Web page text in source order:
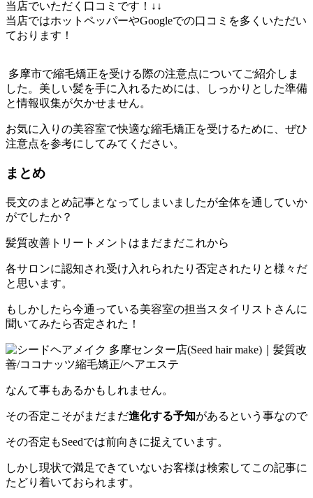
当店でいただく口コミです！↓↓
当店ではホットペッパーやGoogleでの口コミを多くいただい
ております！
多摩市で縮毛矯正を受ける際の注意点についてご紹介しま
した。 美しい髪を手に入れるためには、
しっかりとした準備
と情報収集が欠かせません。
お気に入りの美容室で快適な縮毛矯正を受けるために、 ぜひ
注意点を参考にしてみてください。
まとめ
長文のまとめ記事となってしまいましたが全体を通していか
がでしたか？
髪質改善トリートメントはまだまだこれから
各サロンに認知され受け入れられたり否定されたりと様々だ
と思います。
もしかしたら今通っている美容室の担当スタイリストさんに
聞いてみたら否定された！
なんて事もあるかもしれません。
その否定こそがまだまだ進化する予知があるという事なので
その否定もSeedでは前向きに捉えています。
しかし現状で満足できていないお客様は検索してこの記事に
たどり着いておられます。